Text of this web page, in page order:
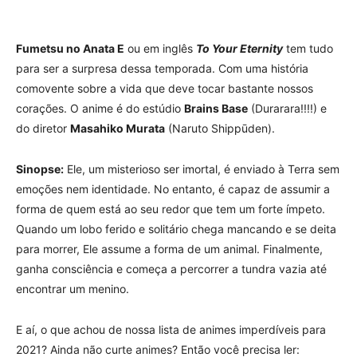
Fumetsu no Anata E ou em inglês To Your Eternitytem tudo
para ser a surpresa dessa temporada. Com uma história
comovente sobre a vida que deve tocar bastante nossos
corações. O anime é do estúdio Brains Base (Durarara!!!!) e
do diretor Masahiko Murata (Naruto Shippūden).
Sinopse: Ele, um misterioso ser imortal, é enviado à Terra sem
emoções nem identidade. No entanto, é capaz de assumir a
forma de quem está ao seu redor que tem um forte ímpeto.
Quando um lobo ferido e solitário chega mancando e se deita
para morrer, Ele assume a forma de um animal. Finalmente,
ganha consciência e começa a percorrer a tundra vazia até
encontrar um menino.
E aí, o que achou de nossa lista de animes imperdíveis para
2021? Ainda não curte animes? Então você precisa ler: